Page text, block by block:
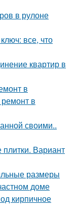
в рулоне
все, что
квартир в
в
в
своими..
Вариант
размеры
доме
кирпичное